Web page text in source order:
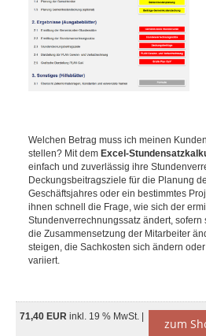
Welchen Betrag muss ich meinen
stellen? Mit dem Excel-
einfach und zuverlässig ihre
Deckungsbeitragsziele für die Planung
Geschäftsjahres oder ein bestimmtes
ihnen schnell die Frage, wie sich der
Stundenverrechnungssatz ändert, sofern
die Zusammensetzung der Mitarbeiter
steigen, die Sachkosten sich ändern
variiert.
71,40 EUR inkl. 19 % MwSt. | zum